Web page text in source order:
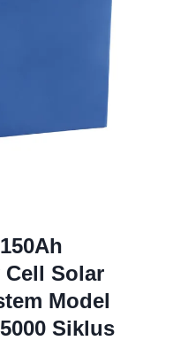
Solar
Model
Siklus